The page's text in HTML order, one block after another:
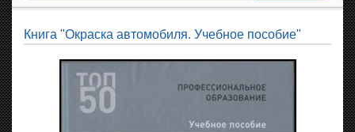
Книга "Окраска автомобиля. Учебное пособие"